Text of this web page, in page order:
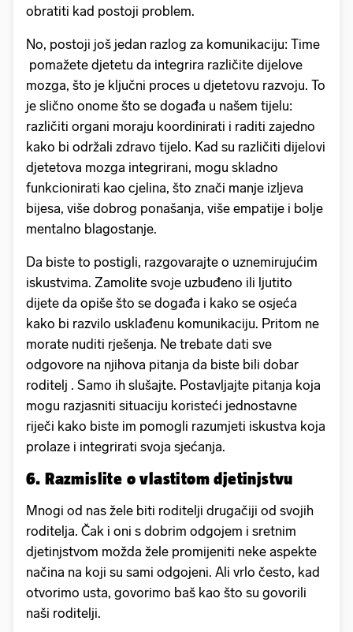
obratiti kad postoji problem.
No, postoji još jedan razlog za komunikaciju: Time
pomažete djetetu da integrira različite dijelove
mozga, što je ključni proces u djetetovu razvoju. To
je slično onome što se događa u našem tijelu:
različiti organi moraju koordinirati i raditi zajedno
kako bi održali zdravo tijelo. Kad su različiti dijelovi
djetetova mozga integrirani, mogu skladno
funkcionirati kao cjelina, što znači manje izljeva
bijesa, više dobrog ponašanja, više empatije i bolje
mentalno blagostanje.
Da biste to postigli, razgovarajte o uznemirujućim
iskustvima. Zamolite svoje uzbuđeno ili ljutito
dijete da opiše što se događa i kako se osjeća
kako bi razvilo usklađenu komunikaciju. Pritom ne
morate nuditi rješenja. Ne trebate dati sve
odgovore na njihova pitanja da biste bili dobar
roditelj . Samo ih slušajte. Postavljajte pitanja koja
mogu razjasniti situaciju koristeći jednostavne
riječi kako biste im pomogli razumjeti iskustva koja
prolaze i integrirati svoja sjećanja.
6. Razmislite o vlastitom djetinjstvu
Mnogi od nas žele biti roditelji drugačiji od svojih
roditelja. Čak i oni s dobrim odgojem i sretnim
djetinjstvom možda žele promijeniti neke aspekte
načina na koji su sami odgojeni. Ali vrlo često, kad
otvorimo usta, govorimo baš kao što su govorili
naši roditelji.